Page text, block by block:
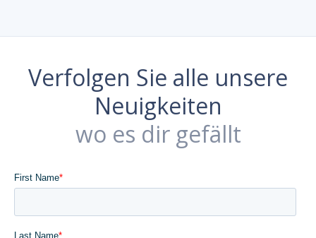
Verfolgen Sie alle unsere
Neuigkeiten
wo es dir gefällt